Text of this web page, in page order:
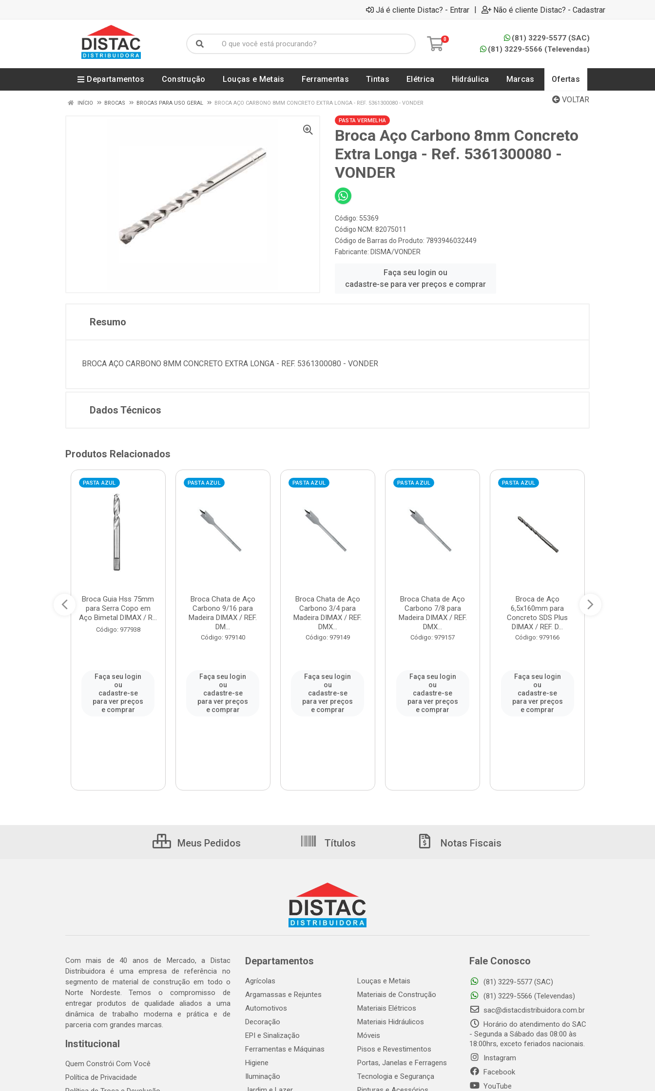
Já é cliente Distac? - Entrar | Não é cliente Distac? - Cadastrar
0
(81) 3229-5577 (SAC)
(81) 3229-5566 (Televendas)
Departamentos Construção Louças e Metais Ferramentas Tintas Elétrica Hidráulica Marcas Ofertas
VOLTAR
INÍCIO BROCAS BROCAS PARA USO GERAL BROCA AÇO CARBONO 8MM CONCRETO EXTRA LONGA - REF. 5361300080 - VONDER
PASTA VERMELHA
Broca Aço Carbono 8mm Concreto
Extra Longa - Ref. 5361300080 -
VONDER
Código: 55369
Código NCM: 82075011
Código de Barras do Produto: 7893946032449
Fabricante: DISMA/VONDER
Faça seu login ou
cadastre-se para ver preços e comprar
Resumo
BROCA AÇO CARBONO 8MM CONCRETO EXTRA LONGA - REF. 5361300080 - VONDER
Dados Técnicos
Produtos Relacionados
PASTA AZUL
Broca Guia Hss 75mm
para Serra Copo em
Aço Bimetal DIMAX / R...
Código: 977938
Faça seu login
ou
cadastre-se
para ver preços
e comprar
PASTA AZUL
Broca Chata de Aço
Carbono 9/16 para
Madeira DIMAX / REF.
DM...
Código: 979140
Faça seu login
ou
cadastre-se
para ver preços
e comprar
PASTA AZUL
Broca Chata de Aço
Carbono 3/4 para
Madeira DIMAX / REF.
DMX...
Código: 979149
Faça seu login
ou
cadastre-se
para ver preços
e comprar
PASTA AZUL
Broca Chata de Aço
Carbono 7/8 para
Madeira DIMAX / REF.
DMX...
Código: 979157
Faça seu login
ou
cadastre-se
para ver preços
e comprar
PASTA AZUL
Broca de Aço
6,5x160mm para
Concreto SDS Plus
DIMAX / REF. D...
Código: 979166
Faça seu login
ou
cadastre-se
para ver preços
e comprar
Meus Pedidos Títulos Notas Fiscais
Com mais de 40 anos de Mercado, a Distac
Distribuidora é uma empresa de referência no
segmento de material de construção em todo o
Norte Nordeste. Temos o compromisso de
entregar produtos de qualidade aliados a uma
dinâmica de trabalho moderna e prática e de
parceria com grandes marcas.
Institucional
Quem Constrói Com Você
Política de Privacidade
Departamentos
Agrícolas
Argamassas e Rejuntes
Automotivos
Decoração
EPI e Sinalização
Ferramentas e Máquinas
Higiene
Iluminação
Louças e Metais
Materiais de Construção
Materiais Elétricos
Materiais Hidráulicos
Móveis
Pisos e Revestimentos
Portas, Janelas e Ferragens
Tecnologia e Segurança
Fale Conosco
(81) 3229-5577 (SAC)
(81) 3229-5566 (Televendas)
sac@distacdistribuidora.com.br
Horário do atendimento do SAC
- Segunda a Sábado das 08:00 às
18:00hrs, exceto feriados nacionais.
Instagram
Facebook
YouTube